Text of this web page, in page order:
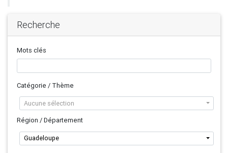
Recherche
Mots clés
Catégorie / Thème
Aucune sélection
Région / Département
Guadeloupe